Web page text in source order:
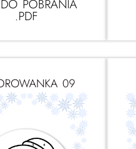
POBRANIA
.PDF
09